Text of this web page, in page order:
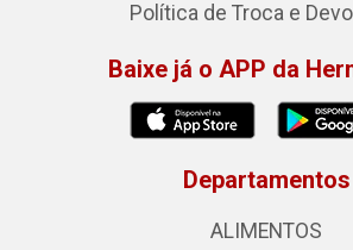
Política de Troca e
Baixe já o APP da
Departamentos
ALIMENTOS